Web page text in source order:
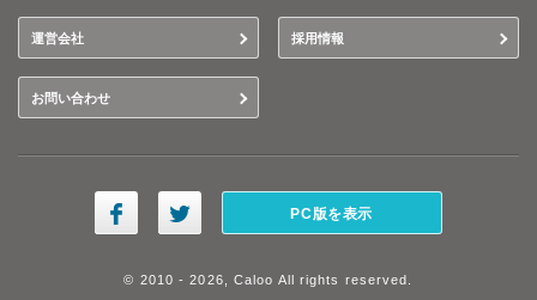
運営会社 採用情報
お問い合わせ
PC版を表示
© 2010 - 2026, Caloo All rights reserved.